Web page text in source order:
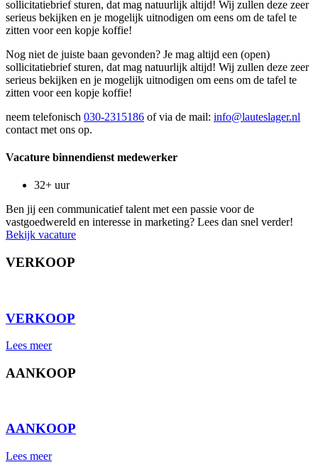
sollicitatiebrief sturen, dat mag natuurlijk altijd! Wij zullen deze zeer
serieus bekijken en je mogelijk uitnodigen om eens om de tafel te
zitten voor een kopje koffie!
Nog niet de juiste baan gevonden? Je mag altijd een (open)
sollicitatiebrief sturen, dat mag natuurlijk altijd! Wij zullen deze zeer
serieus bekijken en je mogelijk uitnodigen om eens om de tafel te
zitten voor een kopje koffie!
neem telefonisch 030-2315186 of via de mail: info@lauteslager.nl
contact met ons op.
Vacature binnendienst medewerker
32+ uur
Ben jij een communicatief talent met een passie voor de
vastgoedwereld en interesse in marketing? Lees dan snel verder!
Bekijk vacature
VERKOOP
VERKOOP
Lees meer
AANKOOP
AANKOOP
Lees meer